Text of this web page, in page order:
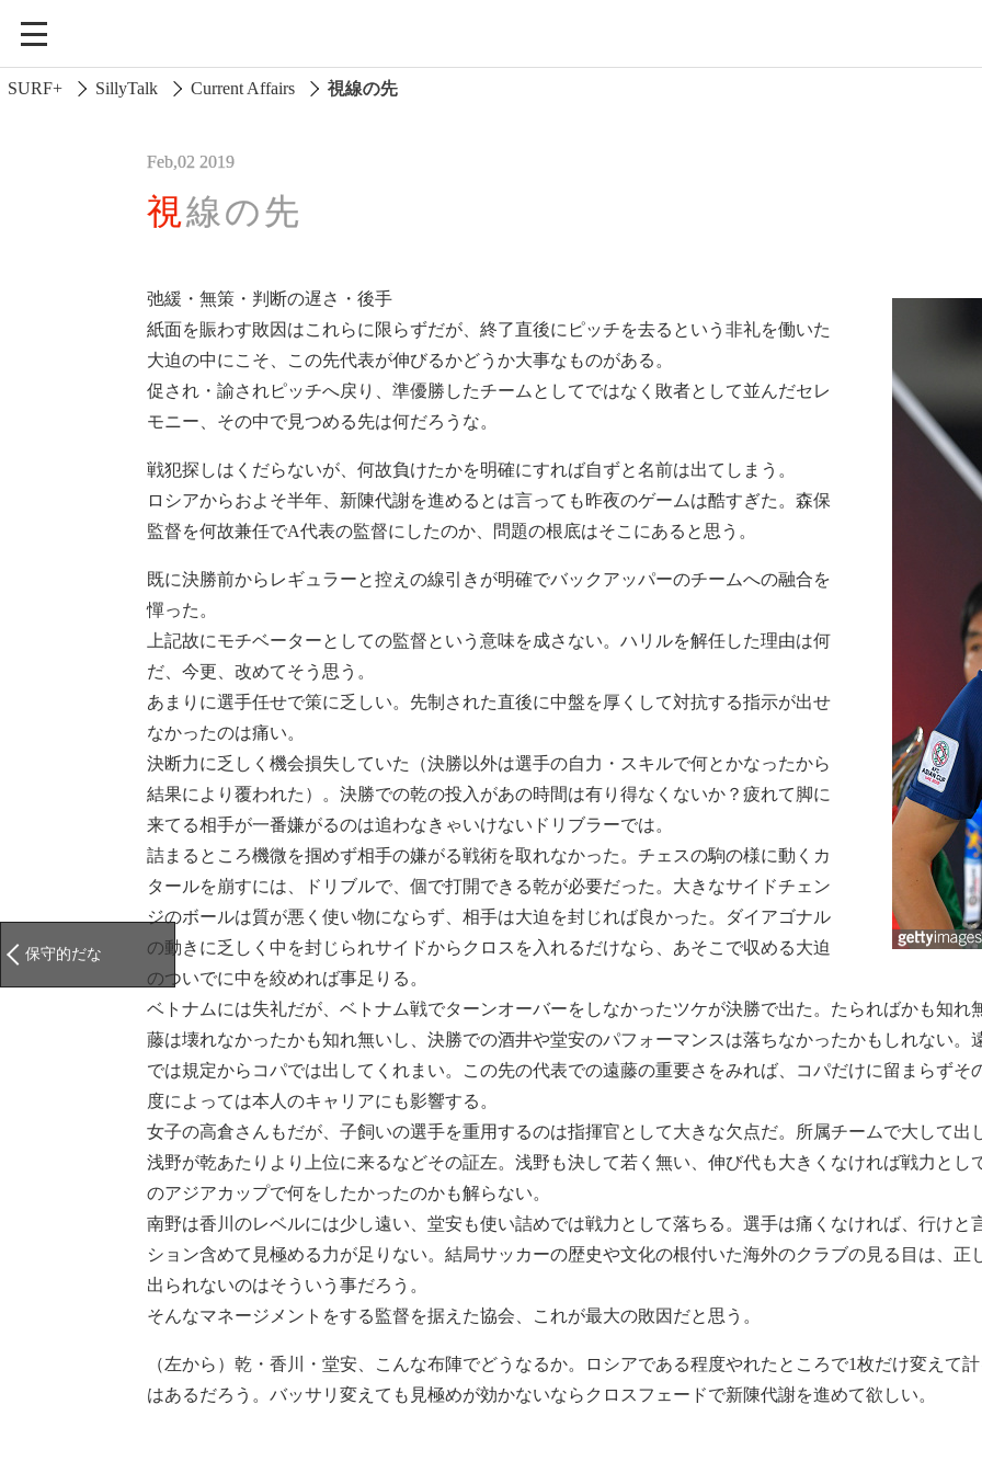
Current Affairs
Life In Surfing
SURF+ SillyTalk Current Affairs 視線の先
Feb,02 2019
視線の先
弛緩・無策・判断の遅さ・後手
紙面を賑わす敗因はこれらに限らずだが、終了直後にピッチを去るという非礼を働いた
大迫の中にこそ、この先代表が伸びるかどうか大事なものがある。
促され・諭されピッチへ戻り、準優勝したチームとしてではなく敗者として並んだセレ
モニー、その中で見つめる先は何だろうな。
戦犯探しはくだらないが、何故負けたかを明確にすれば自ずと名前は出てしまう。
ロシアからおよそ半年、新陳代謝を進めるとは言っても昨夜のゲームは酷すぎた。森保
監督を何故兼任でA代表の監督にしたのか、問題の根底はそこにあると思う。
既に決勝前からレギュラーと控えの線引きが明確でバックアッパーのチームへの融合を
憚った。
上記故にモチベーターとしての監督という意味を成さない。ハリルを解任した理由は何
だ、今更、改めてそう思う。
あまりに選手任せで策に乏しい。先制された直後に中盤を厚くして対抗する指示が出せ
なかったのは痛い。
決断力に乏しく機会損失していた（決勝以外は選手の自力・スキルで何とかなったから
結果により覆われた）。決勝での乾の投入があの時間は有り得なくないか？疲れて脚に
来てる相手が一番嫌がるのは追わなきゃいけないドリブラーでは。
詰まるところ機微を掴めず相手の嫌がる戦術を取れなかった。チェスの駒の様に動くカ
タールを崩すには、ドリブルで、個で打開できる乾が必要だった。大きなサイドチェン
ジのボールは質が悪く使い物にならず、相手は大迫を封じれば良かった。ダイアゴナル
の動きに乏しく中を封じられサイドからクロスを入れるだけなら、あそこで収める大迫
のついでに中を絞めれば事足りる。
ベトナムには失礼だが、ベトナム戦でターンオーバーをしなかったツケが決勝で出た。たらればかも知
藤は壊れなかったかも知れ無いし、決勝での酒井や堂安のパフォーマンスは落ちなかったかもしれない
では規定からコパでは出してくれまい。この先の代表での遠藤の重要さをみれば、コパだけに留まらず
度によっては本人のキャリアにも影響する。
女子の高倉さんもだが、子飼いの選手を重用するのは指揮官として大きな欠点だ。所属チームで大して
浅野が乾あたりより上位に来るなどその証左。浅野も決して若く無い、伸び代も大きくなければ戦力と
のアジアカップで何をしたかったのかも解らない。
南野は香川のレベルには少し遠い、堂安も使い詰めでは戦力として落ちる。選手は痛くなければ、行け
ション含めて見極める力が足りない。結局サッカーの歴史や文化の根付いた海外のクラブの見る目は、
出られないのはそういう事だろう。
そんなマネージメントをする監督を据えた協会、これが最大の敗因だと思う。
（左から）乾・香川・堂安、こんな布陣でどうなるか。ロシアである程度やれたところで1枚だけ変えて
はあるだろう。バッサリ変えても見極めが効かないならクロスフェードで新陳代謝を進めて欲しい。
保守的だな